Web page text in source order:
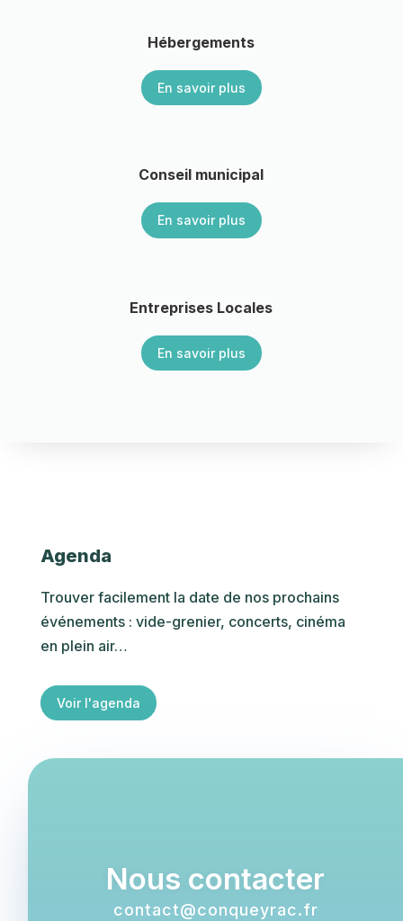
Hébergements
En savoir plus
Conseil municipal
En savoir plus
Entreprises Locales
En savoir plus
Agenda
Trouver facilement la date de nos prochains
événements : vide-grenier, concerts, cinéma
en plein air…
Voir l'agenda
Nous contacter
contact@conqueyrac.fr